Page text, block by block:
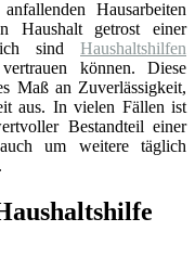
Hausarbeiten
Haushalt getrost einer
sind Haushaltshilfen
können. Diese
Maß an Zuverlässigkeit,
aus. In vielen Fällen ist
Bestandteil einer
um weitere täglich